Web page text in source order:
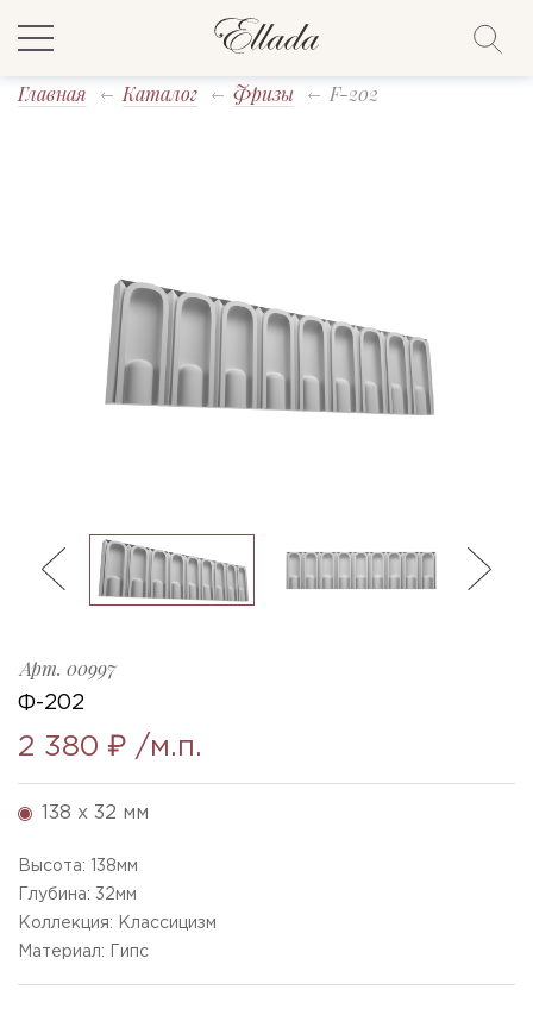
Главная Каталог Фризы F-202
Арт. 00997
Ф-202
2 380 ₽ /м.п.
138 x 32 мм
Высота: 138мм
Глубина: 32мм
Коллекция: Классицизм
Материал: Гипс